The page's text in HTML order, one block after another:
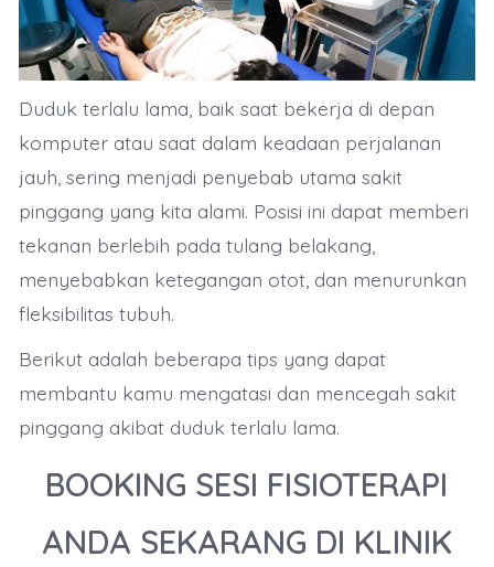
Duduk terlalu lama, baik saat bekerja di depan
komputer atau saat dalam keadaan perjalanan
jauh, sering menjadi penyebab utama sakit
pinggang yang kita alami. Posisi ini dapat memberi
tekanan berlebih pada tulang belakang,
menyebabkan ketegangan otot, dan menurunkan
fleksibilitas tubuh.
Berikut adalah beberapa tips yang dapat
membantu kamu mengatasi dan mencegah sakit
pinggang akibat duduk terlalu lama.
BOOKING SESI FISIOTERAPI
ANDA SEKARANG DI KLINIK